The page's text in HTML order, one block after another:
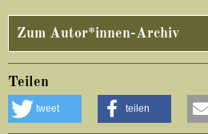
No 01–22
Essays
Reviews
Zum Autor*innen-Archiv
Teilen
tweet teilen